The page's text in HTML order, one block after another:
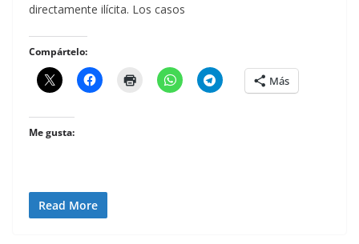
directamente ilícita. Los casos
Compártelo:
Más
Me gusta:
Read More